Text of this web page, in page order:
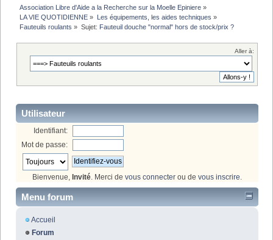
Association Libre d'Aide a la Recherche sur la Moelle Epiniere »
LA VIE QUOTIDIENNE » Les équipements, les aides techniques »
Fauteuils roulants » Sujet: Fauteuil douche "normal" hors de stock/prix ?
Aller à:
Utilisateur
Identifiant:
Mot de passe:
Bienvenue, Invité. Merci de vous connecter ou de vous inscrire.
Menu forum
Accueil
Forum